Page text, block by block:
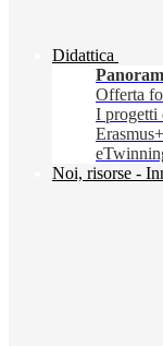
Didattica
Offerta
I progetti
Erasmus+
Noi, risorse -